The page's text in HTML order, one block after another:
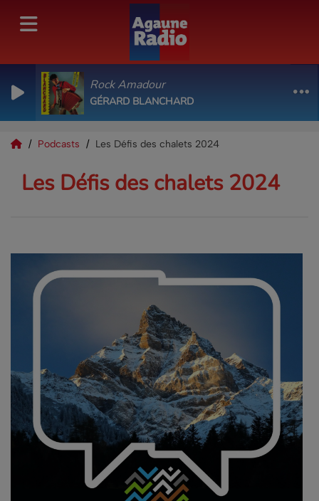
Rock Amadour
GÉRARD BLANCHARD
Podcasts Les Défis des chalets 2024
Les Défis des chalets 2024